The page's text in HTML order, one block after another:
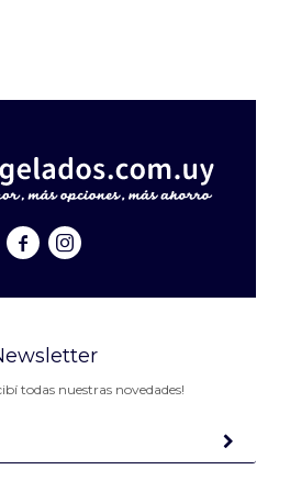
 
todas nuestras novedades!